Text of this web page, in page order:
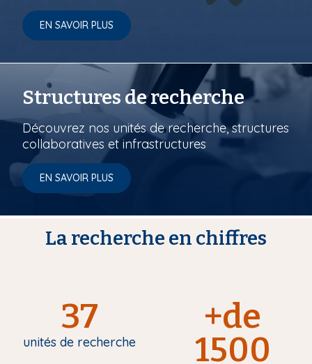
EN SAVOIR PLUS
Structures de recherche
Découvrez nos unités de recherche, structures
collaboratives et infrastructures
EN SAVOIR PLUS
La recherche en chiffres
37
unités de recherche
+de
1500